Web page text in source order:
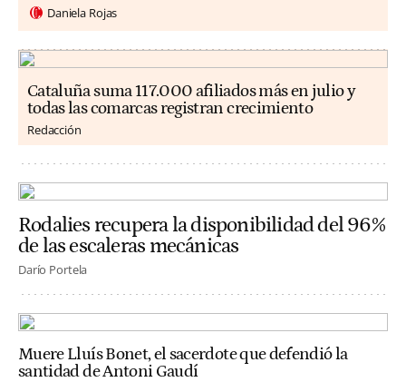
Daniela Rojas
Cataluña suma 117.000 afiliados más en julio y
todas las comarcas registran crecimiento
Redacción
Rodalies recupera la disponibilidad del 96%
de las escaleras mecánicas
Darío Portela
Muere Lluís Bonet, el sacerdote que defendió la
santidad de Antoni Gaudí